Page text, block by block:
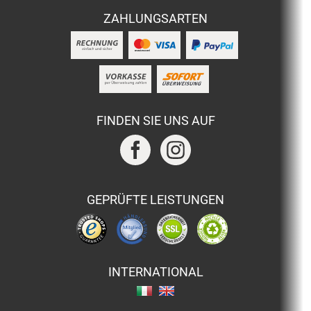
ZAHLUNGSARTEN
FINDEN SIE UNS AUF
GEPRÜFTE LEISTUNGEN
INTERNATIONAL